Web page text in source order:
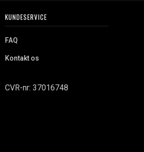
KUNDESERVICE
FAQ
Kontakt os
CVR-nr: 37016748